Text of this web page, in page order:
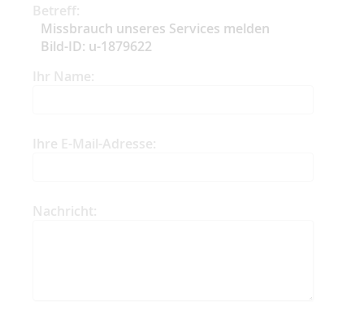
Betreff:
Missbrauch unseres Services melden
Bild-ID: u-1879622
Ihr Name:
Ihre E-Mail-Adresse:
Nachricht: